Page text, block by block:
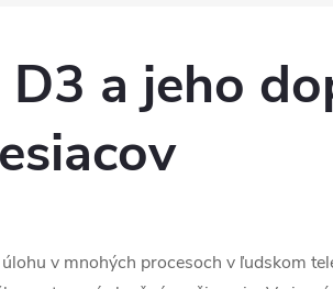
a jeho
v mnohých procesoch v ľudskom